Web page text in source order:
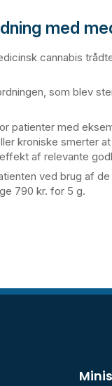
med
cannabis
som blev
patienter med
kroniske smerter
af relevante
ved brug af
790 kr. for 5 g.